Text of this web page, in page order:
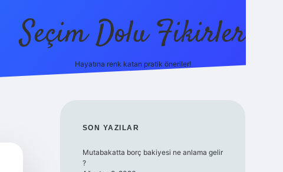
Seçim Dolu Fikirler
Hayatına renk katan pratik öneriler!
SIDEBAR
SON YAZILAR
Mutabakatta borç bakiyesi ne anlama gelir
?